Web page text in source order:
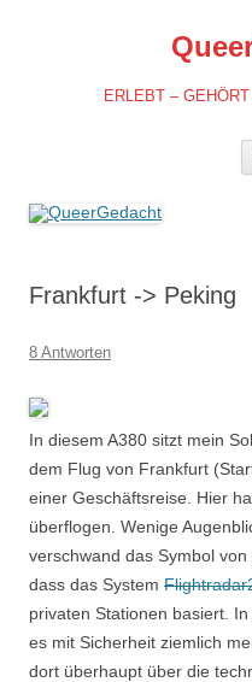
ERLEBT –
Frankfurt -> Peking
8 Antworten
In diesem A380 sitzt mein
dem Flug von Frankfurt
einer Geschäftsreise. Hier
überflogen. Wenige
verschwand das Symbol
dass das System
privaten Stationen basiert.
es mit Sicherheit ziemlich
dort überhaupt über die